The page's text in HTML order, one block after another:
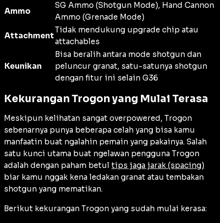
Ammo
SG Ammo (Shotgun Mode), Hand Cannon
Ammo (Grenade Mode)
Attachment
Tidak mendukung upgrade chip atau
attachables
Keunikan
Bisa beralih antara mode shotgun dan
peluncur granat, satu-satunya shotgun
dengan fitur ini selain G36
Kekurangan Trogon yang Mulai Terasa
Meskipun kelihatan sangat overpowered, Trogon
sebenarnya punya beberapa celah yang bisa kamu
manfaatin buat ngalahin pemain yang pakainya. Salah
satu kunci utama buat ngelawan pengguna Trogon
adalah dengan paham betul tips jaga jarak (spacing)
biar kamu nggak kena ledakan granat atau tembakan
shotgun yang mematikan.
Berikut kekurangan Trogon yang sudah mulai kerasa: